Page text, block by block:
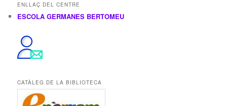
ENLLAÇ DEL CENTRE
ESCOLA GERMANES BERTOMEU
CATÀLEG DE LA BIBLIOTECA